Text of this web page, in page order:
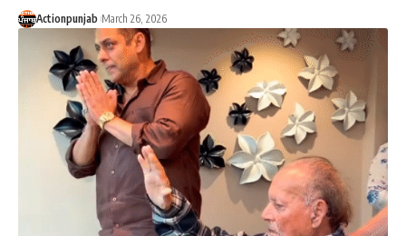
Actionpunjab March 26, 2026